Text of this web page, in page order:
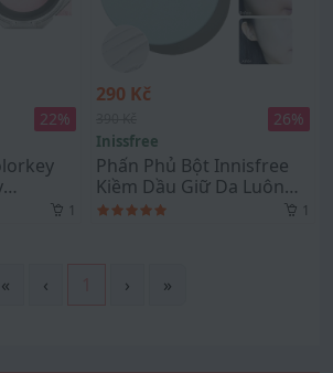
22%
1
290 Kč
26%
Inissfree
Phấn Phủ Bột Innisfree
Kiềm Dầu Giữ Da Luôn
Mịn Màng No-Sebum
1
« ‹ › »